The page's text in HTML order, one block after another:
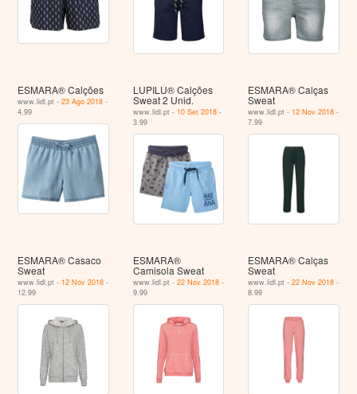
ESMARA® Calções
www.lidl.pt -23 Ago 2018 -
4.99
LUPILU® Calções
Sweat 2 Unid.
www.lidl.pt - 10 Set 2018-
3.99
ESMARA® Calças
Sweat
www.lidl.pt - 12 Nov 2018 -
7.99
ESMARA® Casaco
Sweat
www.lidl.pt - 12 Nov 2018 -
12.99
ESMARA®
Camisola Sweat
www.lidl.pt - 22 Nov 2018-
9.99
ESMARA® Calças
Sweat
www.lidl.pt -22 Nov 2018 -
8.99